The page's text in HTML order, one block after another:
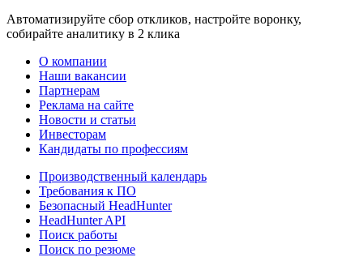
Автоматизируйте сбор откликов, настройте воронку,
собирайте аналитику в 2 клика
О компании
Наши вакансии
Партнерам
Реклама на сайте
Новости и статьи
Инвесторам
Кандидаты по профессиям
Производственный календарь
Требования к ПО
Безопасный HeadHunter
HeadHunter API
Поиск работы
Поиск по резюме